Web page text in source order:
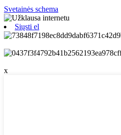
Svetainės schema
Siųsti el
x